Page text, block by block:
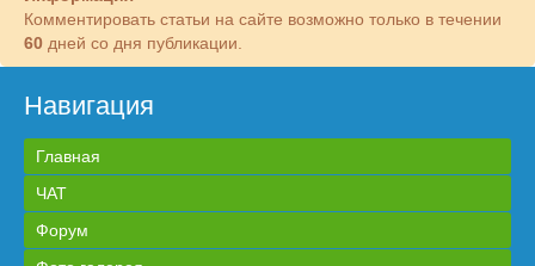
Комментировать статьи на сайте возможно только в течении
60 дней со дня публикации.
Навигация
Главная
ЧАТ
Форум